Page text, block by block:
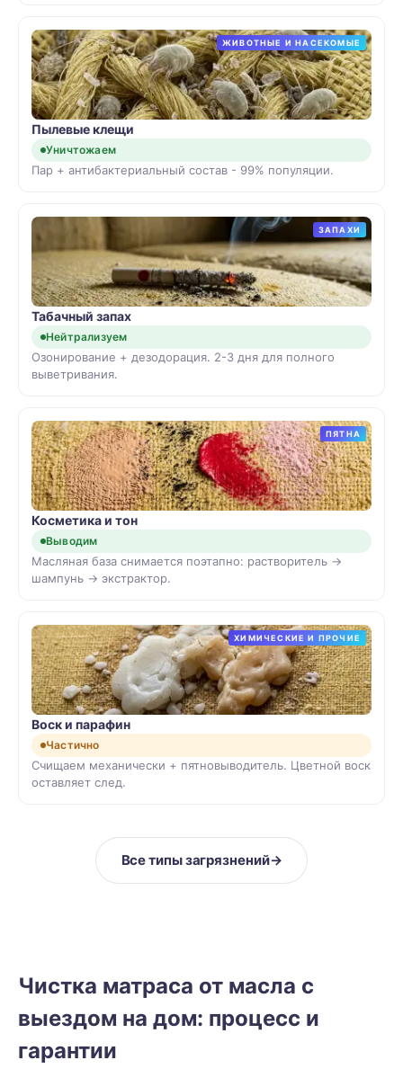
ЖИВОТНЫЕ И НАСЕКОМЫЕ
Пылевые клещи
Уничтожаем
Пар + антибактериальный состав - 99% популяции.
ЗАПАХИ
Табачный запах
Нейтрализуем
Озонирование + дезодорация. 2-3 дня для полного
выветривания.
ПЯТНА
Косметика и тон
Выводим
Масляная база снимается поэтапно: растворитель →
шампунь → экстрактор.
ХИМИЧЕСКИЕ И ПРОЧИЕ
Воск и парафин
Частично
Счищаем механически + пятновыводитель. Цветной воск
оставляет след.
Все типы загрязнений→
Чистка матраса от масла с
выездом на дом: процесс и
гарантии